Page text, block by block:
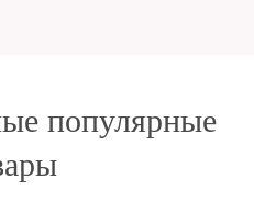
популярные